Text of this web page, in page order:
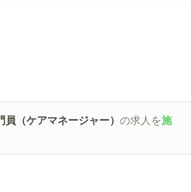
員（ケアマネージャー）の求人を施